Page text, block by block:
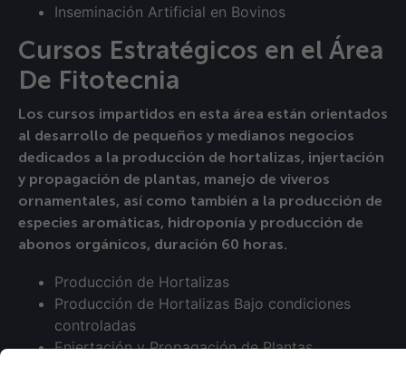
Inseminación Artificial en Bovinos
Cursos Estratégicos en el Área
De Fitotecnia
Los cursos impartidos en esta área están orientados
al desarrollo de pequeños y medianos negocios
dedicados a la producción de hortalizas, injertación
y propagación de plantas, manejo de viveros
ornamentales, así como también a la producción de
especies aromáticas, hidroponía y producción de
abonos orgánicos, duración 60 horas.
Producción de Hortalizas
Producción de Hortalizas Bajo condiciones
controladas
Enjertación y Propagación de Plantas